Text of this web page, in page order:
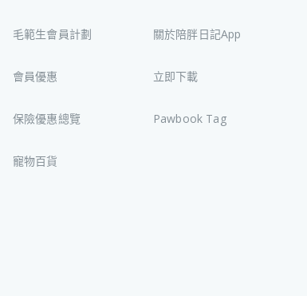
毛範生會員計劃
會員優惠
保險優惠總覽
寵物百貨
關於陪胖日記App
立即下載
Pawbook Tag